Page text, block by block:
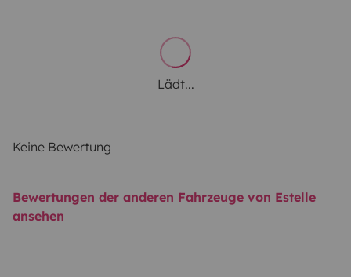
Lädt...
Keine Bewertung
Bewertungen der anderen Fahrzeuge von Estelle
ansehen